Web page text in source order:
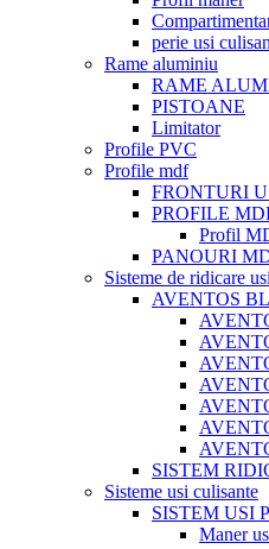
perie usi
Rame aluminiu
RAME
PISTOANE
Limitator
Profile PVC
Profile mdf
FRONTURI
PROFILE
Profil
PANOURI
Sisteme de ridicare usi
AVENTOS
SISTEM
Sisteme usi culisante
SISTEM USI
Maner